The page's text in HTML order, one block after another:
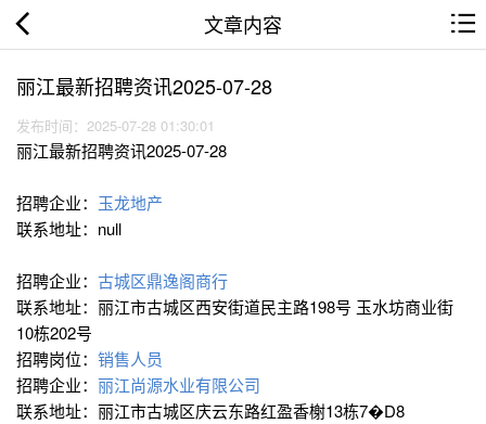
文章内容
丽江最新招聘资讯2025-07-28
发布时间：2025-07-28 01:30:01
丽江最新招聘资讯2025-07-28
招聘企业： 玉龙地产
联系地址：null
招聘企业： 古城区鼎逸阁商行
联系地址：丽江市古城区西安街道民主路198号 玉水坊商业街
10栋202号
招聘岗位： 销售人员
招聘企业： 丽江尚源水业有限公司
联系地址：丽江市古城区庆云东路红盈香榭13栋7�D8